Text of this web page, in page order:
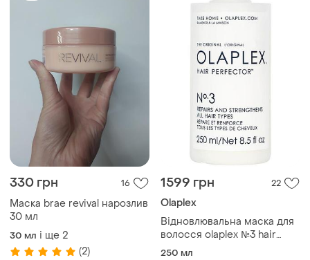
330 грн 16
Маска brae revival нарозлив
30 мл
30 мл і ще 2
(2)
1599 грн 22
Olaplex
Відновлювальна маска для
волосся olaplex №3 hair
perfector 250 мл
250 мл